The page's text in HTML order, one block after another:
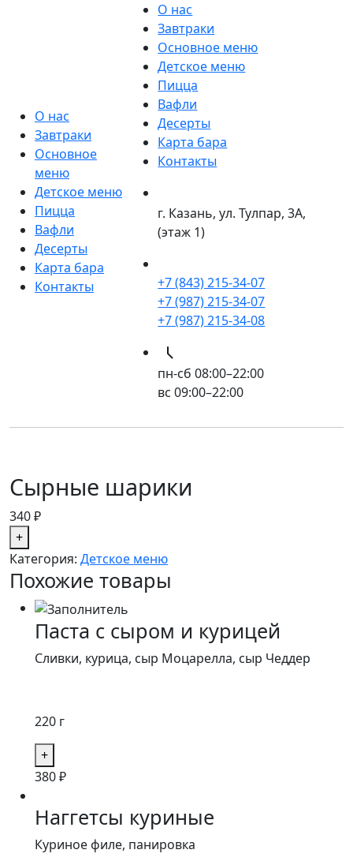
О нас
Завтраки
Основное
меню
Детское меню
Пицца
Вафли
Десерты
Карта бара
Контакты
О нас
Завтраки
Основное меню
Детское меню
Пицца
Вафли
Десерты
Карта бара
Контакты
г. Казань, ул. Тулпар, 3А,
(этаж 1)
+7 (843) 215-34-07
+7 (987) 215-34-07
+7 (987) 215-34-08
пн-сб 08:00–22:00
вс 09:00–22:00
Сырные шарики
340₽
Категория: Детское меню
Похожие товары
Паста с сыром и курицей
Сливки, курица, сыр Моцарелла, сыр Чеддер
220 г
380₽
Наггетсы куриные
Куриное филе, панировка